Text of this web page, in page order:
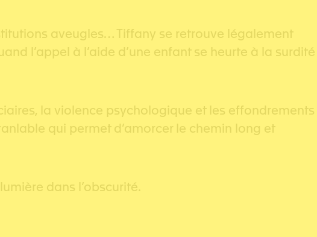
aveugles… Tiffany se retrouve légalement
l’appel à l’aide d’une enfant se heurte à la surdité
la violence psychologique et les effondrements
qui permet d’amorcer le chemin long et
dans l’obscurité.